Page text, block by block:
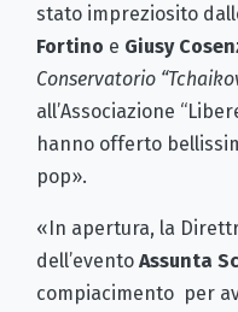
stato impreziosito
Fortino e Giusy
Conservatorio
all’Associazione
hanno offerto
pop».
«In apertura, la
dell’evento Assunta
compiacimento per